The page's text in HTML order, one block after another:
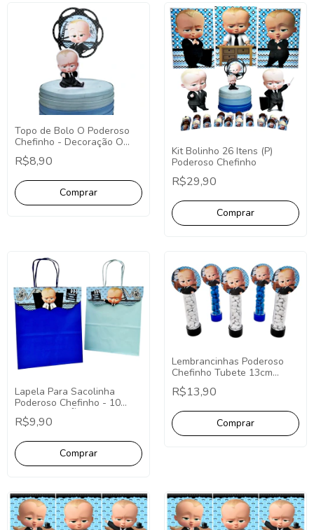
Topo de Bolo O Poderoso
Chefinho - Decoração O
Poderoso Chefinho Topo de
Bolo Redondo
R$8,90
Kit Bolinho 26 Itens (P)
Poderoso Chefinho
R$29,90
Lapela Para Sacolinha
Poderoso Chefinho - 10
Unidades (NÃO
ACOMPANHA SACOLA)
R$9,90
Lembrancinhas Poderoso
Chefinho Tubete 13cm
Aplique Redondo - 10
Unidades
R$13,90